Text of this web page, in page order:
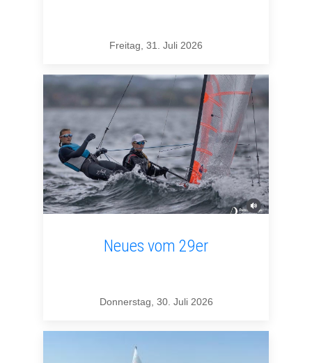
Freitag, 31. Juli 2026
Neues vom 29er
Donnerstag, 30. Juli 2026